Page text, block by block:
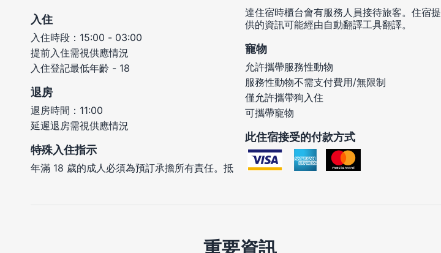
入住
入住時段：15:00 - 03:00
提前入住需視供應情況
入住登記最低年齡 - 18
退房
退房時間：11:00
延遲退房需視供應情況
特殊入住指示
年滿 18 歲的成人必須為預訂承擔所有責任。抵
達住宿時櫃台會有服務人員接待旅客。住宿提
供的資訊可能經由自動翻譯工具翻譯。
寵物
允許攜帶服務性動物
服務性動物不需支付費用/無限制
僅允許攜帶狗入住
可攜帶寵物
此住宿接受的付款方式
重要資訊